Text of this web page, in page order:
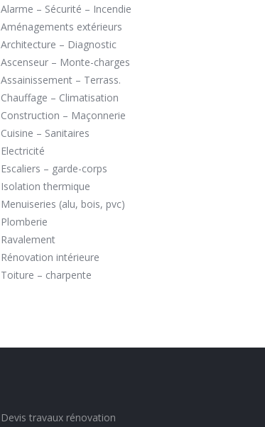
Alarme – Sécurité – Incendie
Aménagements extérieurs
Architecture – Diagnostic
Ascenseur – Monte-charges
Assainissement – Terrass.
Chauffage – Climatisation
Construction – Maçonnerie
Cuisine – Sanitaires
Electricité
Escaliers – garde-corps
Isolation thermique
Menuiseries (alu, bois, pvc)
Plomberie
Ravalement
Rénovation intérieure
Toiture – charpente
Devis travaux rénovation